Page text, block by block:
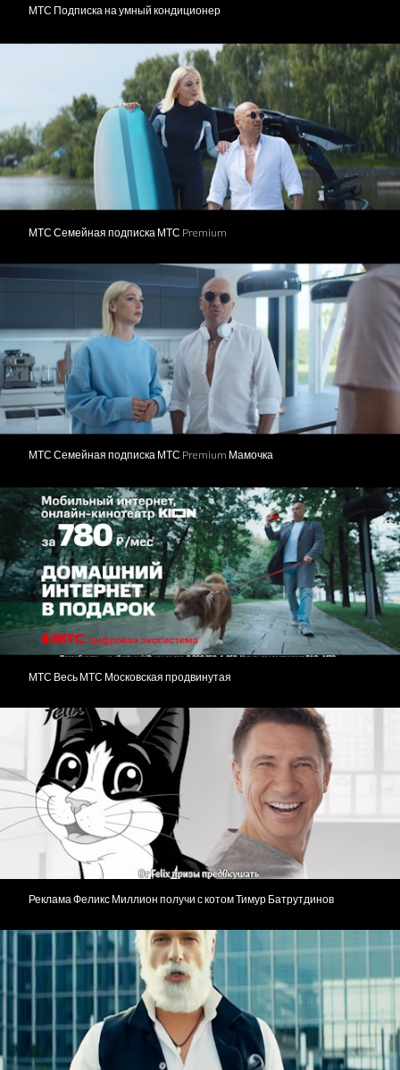
МТС Подписка на умный кондиционер
МТС Семейная подписка МТС Premium
МТС Семейная подписка МТС Premium Мамочка
МТС Весь МТС Московская продвинутая
Реклама Феликс Миллион получи с котом Тимур Батрутдинов